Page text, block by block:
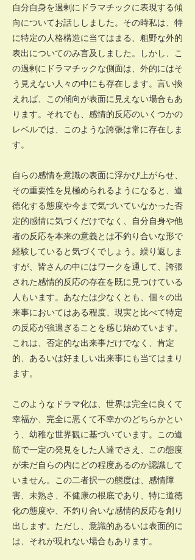
自分自身を過剰にドラマチックに表現する傾
向についてお話ししました。その時私は、特
に特定の人格構造に当てはまる、粗野な外的
表出についてのみ言及しました。しかし、こ
の過剰にドラマチックな側面は、外的にはそ
う見えない人々の中にも存在します。言い換
えれば、この傾向が表面に見えない場合もあ
ります。それでも、感情的反応のいくつかの
レベルでは、このような誇張は常に存在しま
す。
自らの感情を意識の表面に浮かび上がらせ、
その重要性を見極められるようになると、道
徳化する態度や今まで気づいていなかった否
定的感情に気づくだけでなく、自分自身や他
者の反応を本来の意義とは不釣り合いな形で
経験していると気づくでしょう。繰り返しま
すが、皆さんの中にはワークを通して、誇張
された感情的反応の存在を既に見つけている
人もいます。あなたは少なくとも、個々の出
来事においてはある程度、現実と比べて特定
の反応が強過ぎることを感じ始めています。
これは、否定的な出来事だけでなく、肯定
的、あるいは好ましい出来事にも当てはまり
ます。
このようなドラマ化は、世界は完全に良くて
幸福か、完全に悪くて不幸かのどちらかとい
う、幼稚な世界観に基づいています。この道
筋で一定の発見をした人達でさえ、この態度
が未だ自らの内にどの程度あるのか認識して
いません。この二者択一の態度は、感情障
害、未熟さ、不健康の根底であり、特に道徳
化の態度や、不釣り合いな感情的反応を創り
出します。ただし、意識的あるいは表面的に
は、それが現れない場合もあります。